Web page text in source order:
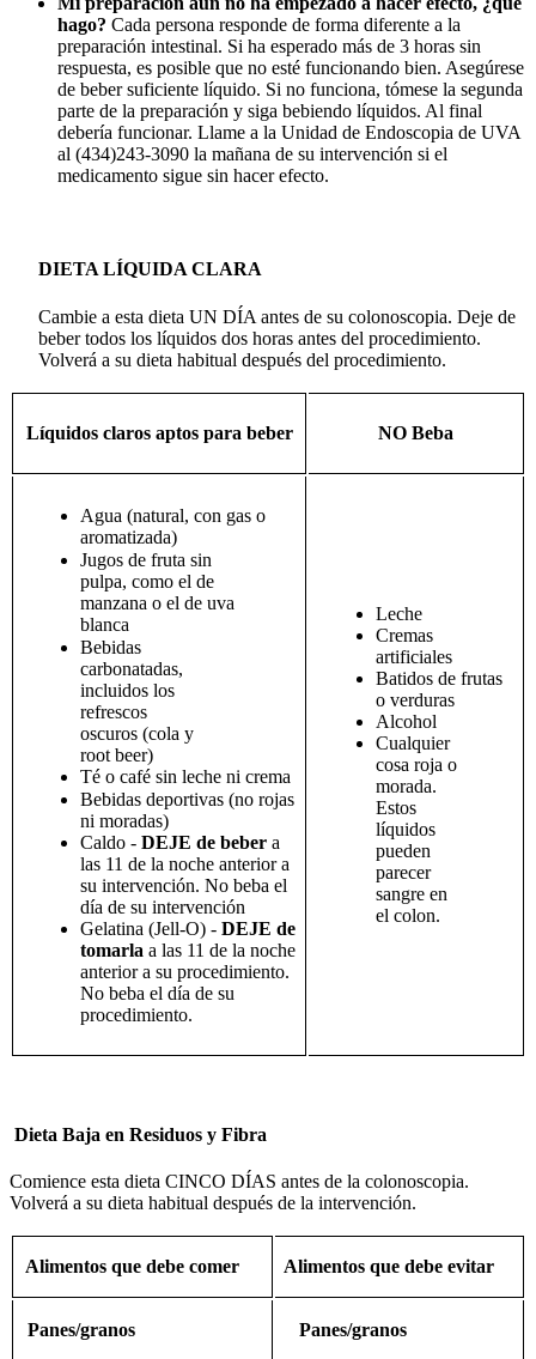
hago? Cada persona responde de forma diferente a la
preparación intestinal. Si ha esperado más de 3 horas sin
respuesta, es posible que no esté funcionando bien. Asegúrese
de beber suficiente líquido. Si no funciona, tómese la segunda
parte de la preparación y siga bebiendo líquidos. Al final
debería funcionar. Llame a la Unidad de Endoscopia de UVA
al (434)243-3090 la mañana de su intervención si el
medicamento sigue sin hacer efecto.
DIETA LÍQUIDA CLARA
Cambie a esta dieta UN DÍA antes de su colonoscopia. Deje de
beber todos los líquidos dos horas antes del procedimiento.
Volverá a su dieta habitual después del procedimiento.
Líquidos claros aptos para beber NO Beba
Agua (natural, con gas o
aromatizada)
Jugos de fruta sin
pulpa, como el de
manzana o el de uva
blanca
Bebidas
carbonatadas,
incluidos los
refrescos
oscuros (cola y
root beer)
Té o café sin leche ni crema
Bebidas deportivas (no rojas
ni moradas)
Caldo - DEJE de beber a
las 11 de la noche anterior a
su intervención. No beba el
día de su intervención
Gelatina (Jell-O) - DEJE de
tomarla a las 11 de la noche
anterior a su procedimiento.
No beba el día de su
procedimiento.
Leche
Cremas
artificiales
Batidos de frutas
o verduras
Alcohol
Cualquier
cosa roja o
morada.
Estos
líquidos
pueden
parecer
sangre en
el colon.
Dieta Baja en Residuos y Fibra
Comience esta dieta CINCO DÍAS antes de la colonoscopia.
Volverá a su dieta habitual después de la intervención.
Alimentos que debe comer Alimentos que debe evitar
Panes/granos
Panes/granos